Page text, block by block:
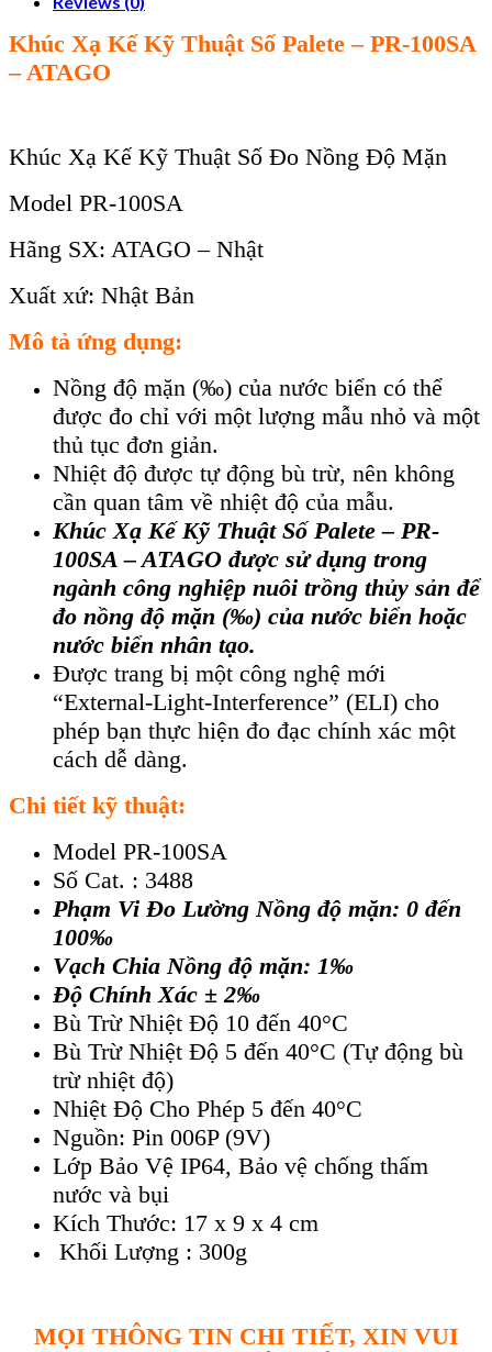
Khúc Xạ Kế Kỹ Thuật Số Palete – PR-100SA
– ATAGO
Khúc Xạ Kế Kỹ Thuật Số Đo Nồng Độ Mặn
Model PR-100SA
Hãng SX: ATAGO – Nhật
Xuất xứ: Nhật Bản
Mô tả ứng dụng:
Nồng độ mặn (‰) của nước biển có thể
được đo chỉ với một lượng mẫu nhỏ và một
thủ tục đơn giản.
Nhiệt độ được tự động bù trừ, nên không
cần quan tâm về nhiệt độ của mẫu.
Khúc Xạ Kế Kỹ Thuật Số Palete – PR-
100SA – ATAGO được sử dụng trong
ngành công nghiệp nuôi trồng thủy sản để
đo nồng độ mặn (‰) của nước biển hoặc
nước biển nhân tạo.
Được trang bị một công nghệ mới
“External-Light-Interference” (ELI) cho
phép bạn thực hiện đo đạc chính xác một
cách dễ dàng.
Chi tiết kỹ thuật:
Model PR-100SA
Số Cat. : 3488
Phạm Vi Đo Lường Nồng độ mặn: 0 đến
100‰
Vạch Chia Nồng độ mặn: 1‰
Độ Chính Xác ± 2‰
Bù Trừ Nhiệt Độ 10 đến 40°C
Bù Trừ Nhiệt Độ 5 đến 40°C (Tự động bù
trừ nhiệt độ)
Nhiệt Độ Cho Phép 5 đến 40°C
Nguồn: Pin 006P (9V)
Lớp Bảo Vệ IP64, Bảo vệ chống thấm
nước và bụi
Kích Thước: 17 x 9 x 4 cm
Khối Lượng : 300g
MỌI THÔNG TIN CHI TIẾT, XIN VUI